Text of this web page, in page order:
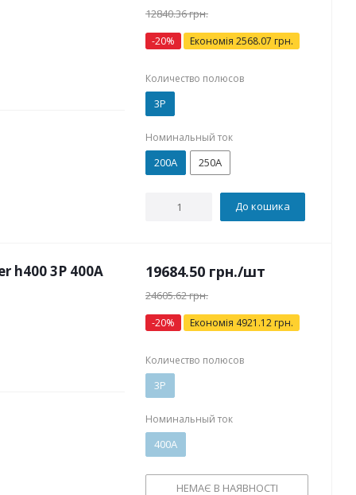
12840.36грн.
-20% Економія 2568.07 грн.
Количество полюсов
3P
Номинальный ток
200А 250А
До кошика
h400 3P 400А 19684.50 грн./шт
24605.62грн.
-20% Економія 4921.12 грн.
Количество полюсов
3P
Номинальный ток
400А
НЕМАЄ В НАЯВНОСТІ